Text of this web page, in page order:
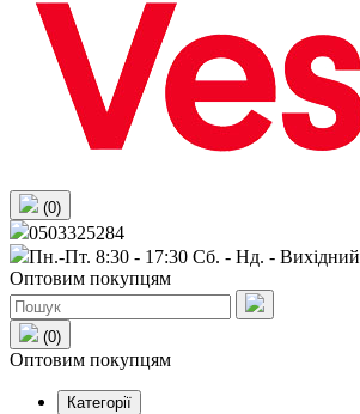
(0)
0503325284
Пн.-Пт. 8:30 - 17:30 Сб. - Нд. - Вихiдний
Оптовим покупцям
(0)
Оптовим покупцям
Категорії